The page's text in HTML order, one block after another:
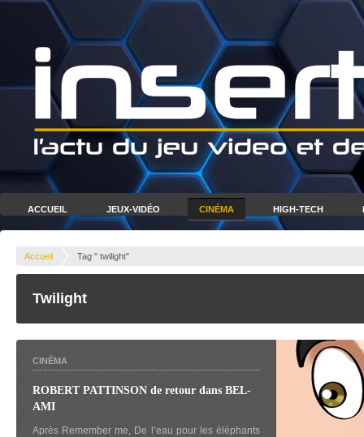
ACCUEIL JEUX-VIDÉO CINÉMA HIGH-TECH
Accueil Tag " twilight"
Twilight
CINÉMA
ROBERT PATTINSON de retour dans BEL-
AMI
Après Remember me, De l’eau pour les éléphants